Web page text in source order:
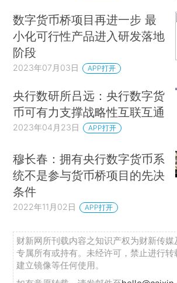
数字货币桥项目再进一步 最
小化可行性产品进入研发落地
阶段
2023年07月03日 APP打开
央行数研所吕远：央行数字货
币可有力支撑战略性互联互通
2023年04月23日 APP打开
穆长春：拥有央行数字货币系
统不是参与货币桥项目的先决
条件
2022年11月02日 APP打开
财新网所刊载内容之知识产权为财新传媒
专属所有或持有。未经许可，禁止进行转
建立镜像等任何使用。